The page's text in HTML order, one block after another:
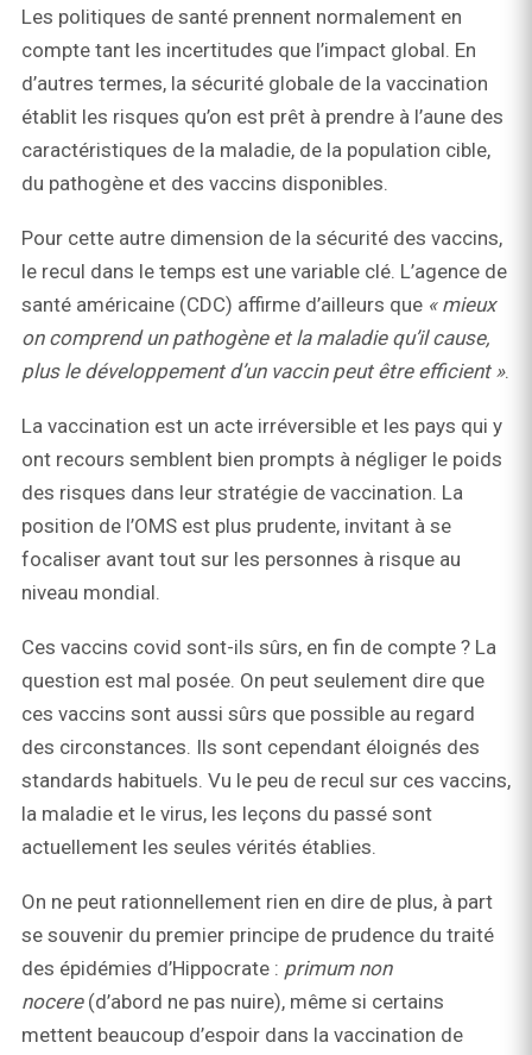
Les politiques de santé prennent normalement en
compte tant les incertitudes que l’impact global. En
d’autres termes, la sécurité globale de la vaccination
établit les risques qu’on est prêt à prendre à l’aune des
caractéristiques de la maladie, de la population cible,
du pathogène et des vaccins disponibles.
Pour cette autre dimension de la sécurité des vaccins,
le recul dans le temps est une variable clé. L’agence de
santé américaine (CDC) affirme d’ailleurs que « mieux
on comprend un pathogène et la maladie qu’il cause,
plus le développement d’un vaccin peut être efficient».
La vaccination est un acte irréversible et les pays qui y
ont recours semblent bien prompts à négliger le poids
des risques dans leur stratégie de vaccination. La
position de l’OMS est plus prudente, invitant à se
focaliser avant tout sur les personnes à risque au
niveau mondial.
Ces vaccins covid sont-ils sûrs, en fin de compte ? La
question est mal posée. On peut seulement dire que
ces vaccins sont aussi sûrs que possible au regard
des circonstances. Ils sont cependant éloignés des
standards habituels. Vu le peu de recul sur ces vaccins,
la maladie et le virus, les leçons du passé sont
actuellement les seules vérités établies.
On ne peut rationnellement rien en dire de plus, à part
se souvenir du premier principe de prudence du traité
des épidémies d’Hippocrate : primum non
nocere(d’abord ne pas nuire), même si certains
mettent beaucoup d’espoir dans la vaccination de